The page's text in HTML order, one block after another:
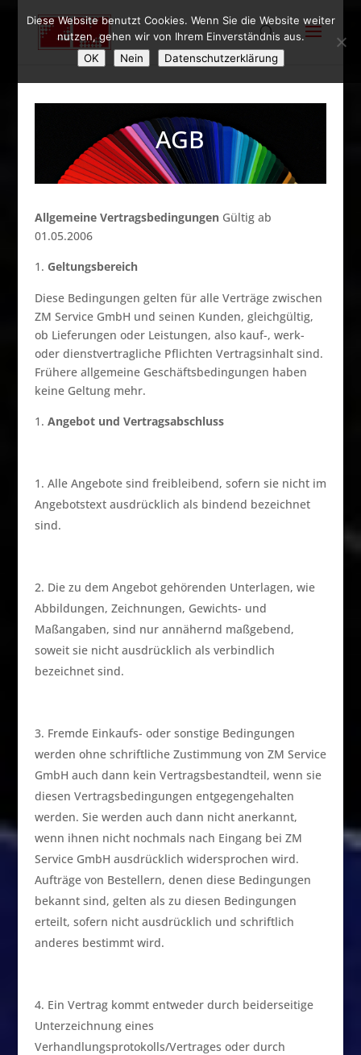
AGB
Allgemeine VertragsbedingungenGültig ab
01.05.2006
Geltungsbereich
Diese Bedingungen gelten für alle Verträge zwischen
ZM Service GmbH und seinen Kunden, gleichgültig,
ob Lieferungen oder Leistungen, also kauf-, werk-
oder dienstvertragliche Pflichten Vertragsinhalt sind.
Frühere allgemeine Geschäftsbedingungen haben
keine Geltung mehr.
Angebot und Vertragsabschluss
Alle Angebote sind freibleibend, sofern sie nicht im
Angebotstext ausdrücklich als bindend bezeichnet
sind.
Die zu dem Angebot gehörenden Unterlagen, wie
Abbildungen, Zeichnungen, Gewichts- und
Maßangaben, sind nur annähernd maßgebend,
soweit sie nicht ausdrücklich als verbindlich
bezeichnet sind.
Fremde Einkaufs- oder sonstige Bedingungen
werden ohne schriftliche Zustimmung von ZM Service
GmbH auch dann kein Vertragsbestandteil, wenn sie
diesen Vertragsbedingungen entgegengehalten
werden. Sie werden auch dann nicht anerkannt,
wenn ihnen nicht nochmals nach Eingang bei ZM
Service GmbH ausdrücklich widersprochen wird.
Aufträge von Bestellern, denen diese Bedingungen
bekannt sind, gelten als zu diesen Bedingungen
erteilt, sofern nicht ausdrücklich und schriftlich
anderes bestimmt wird.
Ein Vertrag kommt entweder durch beiderseitige
Unterzeichnung eines
Verhandlungsprotokolls/Vertrages oder durch
Diese Website benutzt Cookies. Wenn Sie die Website weiter
nutzen, gehen wir von Ihrem Einverständnis aus.
OK
Nein Datenschutzerklärung